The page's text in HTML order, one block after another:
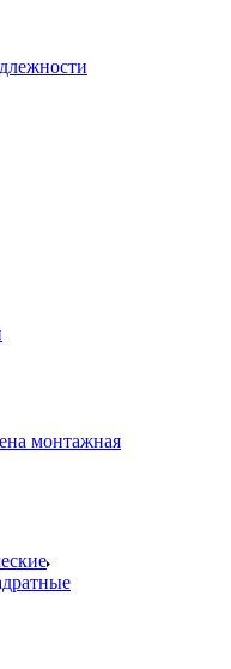
монтажная